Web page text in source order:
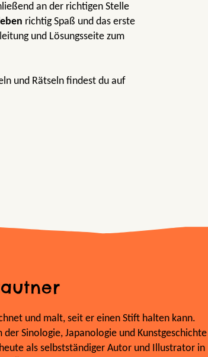
an der richtigen Stelle
richtig Spaß und das erste
und Lösungsseite zum
und Rätseln findest du auf
und malt, seit er einen Stift halten kann.
der Sinologie, Japanologie und Kunstgeschichte
als selbstständiger Autor und Illustrator in